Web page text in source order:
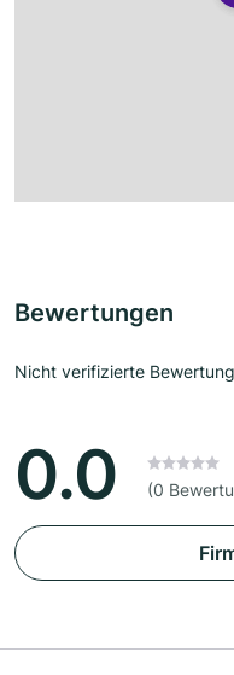
Bewertungen
Nicht verifizierte
0.0 (0